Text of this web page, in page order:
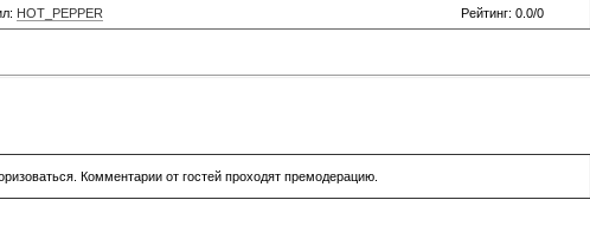
HOT_PEPPER Рейтинг: 0.0/0
Комментарии от гостей проходят премодерацию.